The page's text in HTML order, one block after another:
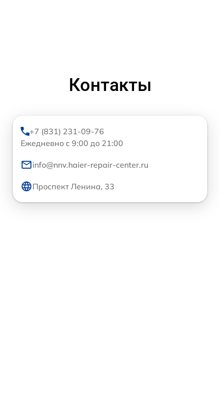
Контакты
+7 (831) 231-09-76
Ежедневно с 9:00 до 21:00
info@nnv.haier-repair-center.ru
Проспект Ленина, 33